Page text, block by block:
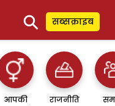
⚲ सब्सक्राइब
आपकी
राजनीति